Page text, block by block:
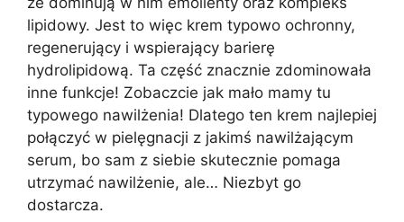
lipidowy. Jest to więc krem typowo ochronny,
regenerujący i wspierający barierę
hydrolipidową. Ta część znacznie zdominowała
inne funkcje! Zobaczcie jak mało mamy tu
typowego nawilżenia! Dlatego ten krem najlepiej
połączyć w pielęgnacji z jakimś nawilżającym
serum, bo sam z siebie skutecznie pomaga
utrzymać nawilżenie, ale… Niezbyt go
dostarcza.